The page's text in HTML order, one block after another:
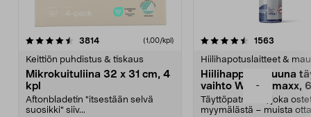
-
3814arvostelut (1,00/kpl)
Keittiön puhdistus & tiskaus
Mikrokuituliina 32 x 31 cm, 4
kpl
Aftonbladetin "itsestään selvä
suosikki" siiv...
4.5viidestä
1563
Hiilihapotuslaitteet &
Hiilihappopatruuna
vaihto Wassermaxx,
Täyttöpatruuna, joka
myymälästä – muista
4.5viidestä